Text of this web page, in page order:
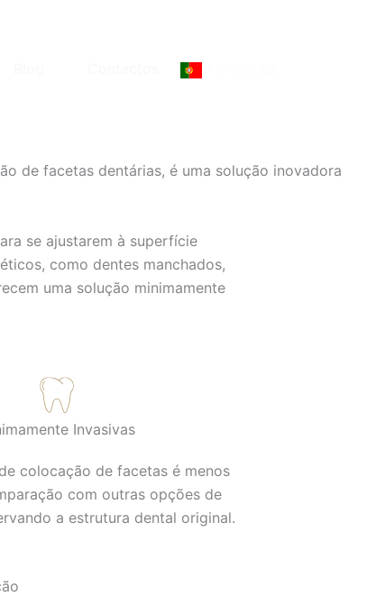
de facetas dentárias, é uma solução inovadora
se ajustarem à superfície
como dentes manchados,
uma solução minimamente
Invasivas
colocação de facetas é menos
com outras opções de
a estrutura dental original.